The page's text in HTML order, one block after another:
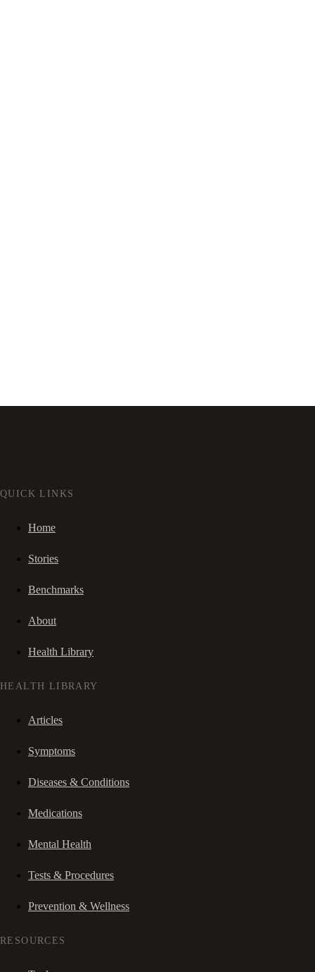
QUICK LINKS
Home
Stories
Benchmarks
About
Health Library
HEALTH LIBRARY
Articles
Symptoms
Diseases & Conditions
Medications
Mental Health
Tests & Procedures
Prevention & Wellness
RESOURCES